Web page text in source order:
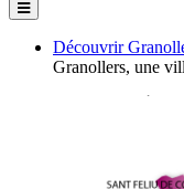
Découvrir
Granollers, une